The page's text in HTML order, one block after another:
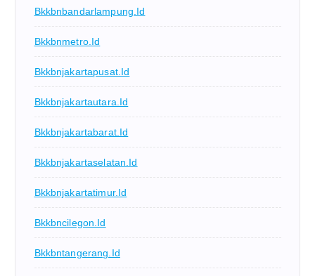
Bkkbnbandarlampung.id
Bkkbnmetro.id
Bkkbnjakartapusat.id
Bkkbnjakartautara.id
Bkkbnjakartabarat.id
Bkkbnjakartaselatan.id
Bkkbnjakartatimur.id
Bkkbncilegon.id
Bkkbntangerang.id